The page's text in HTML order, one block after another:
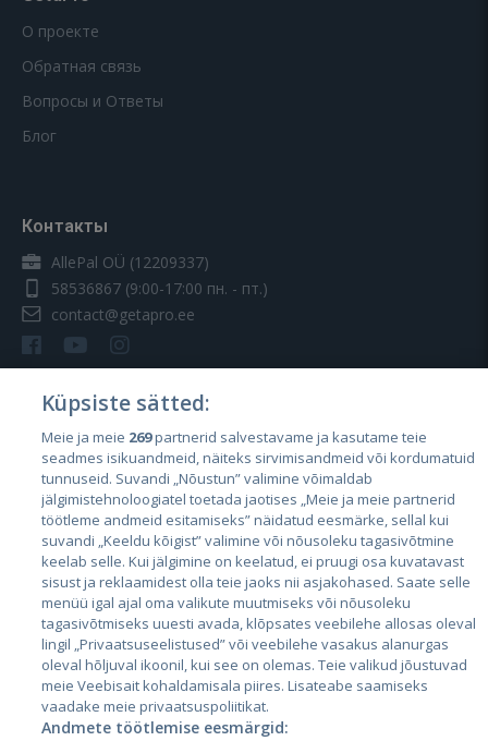
О проекте
Обратная связь
Вопросы и Ответы
Блог
Контакты
AllePal OÜ (12209337)
58536867 (9:00-17:00 пн. - пт.)
contact@getapro.ee
Страны
Эстония
Латвия
Литва
Küpsiste sätted:
Meie ja meie 269partnerid salvestavame ja kasutame teie
seadmes isikuandmeid, näiteks sirvimisandmeid või kordumatuid
tunnuseid. Suvandi „Nõustun” valimine võimaldab
jälgimistehnoloogiatel toetada jaotises „Meie ja meie partnerid
töötleme andmeid esitamiseks” näidatud eesmärke, sellal kui
suvandi „Keeldu kõigist” valimine või nõusoleku tagasivõtmine
keelab selle. Kui jälgimine on keelatud, ei pruugi osa kuvatavast
sisust ja reklaamidest olla teie jaoks nii asjakohased. Saate selle
menüü igal ajal oma valikute muutmiseks või nõusoleku
tagasivõtmiseks uuesti avada, klõpsates veebilehe allosas oleval
lingil „Privaatsuseelistused” või veebilehe vasakus alanurgas
oleval hõljuval ikoonil, kui see on olemas. Teie valikud jõustuvad
meie Veebisait kohaldamisala piires. Lisateabe saamiseks
vaadake meie privaatsuspoliitikat.
Andmete töötlemise eesmärgid: